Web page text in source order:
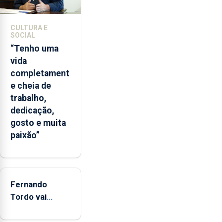
A
das
Flores
apresenta
um
“decréscimo
significativo”
da
CPUE
entre
2022
CULTURA E
SOCIAL
“Tenho uma
vida
completament
e cheia de
trabalho,
dedicação,
gosto e muita
paixão”
Fernando
Tordo vai